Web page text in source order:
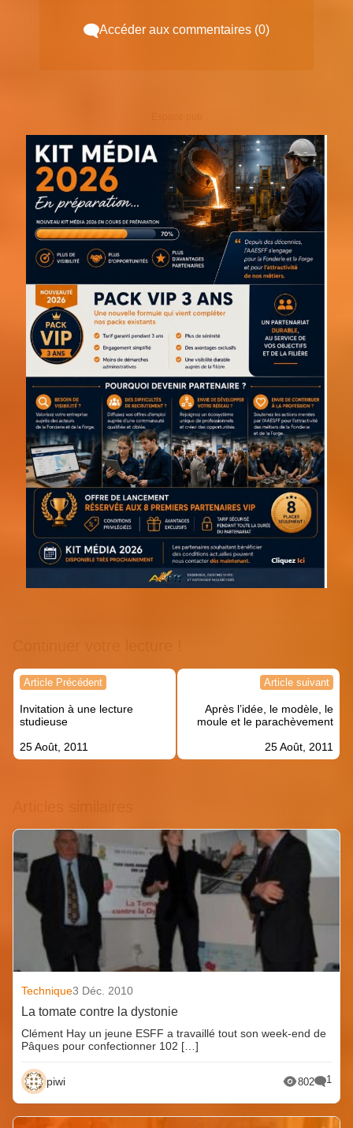
Accéder aux commentaires (0)
Navigation
l’article
Article Précédent
Invitation à une lecture
studieuse
25 Août, 2011
Article suivant
Après l’idée, le modèle, le
moule et le parachèvement
25 Août, 2011
Technique3 Déc. 2010
La tomate contre la dystonie
Clément Hay un jeune ESFF a travaillé tout son week-end de
Pâques pour confectionner 102 […]
piwi 802 1